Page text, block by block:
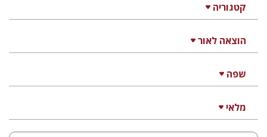
קטגוריה
הוצאה לאור
שפה
מלאי